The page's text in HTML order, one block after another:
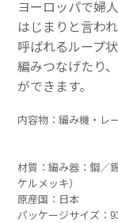
ヨーロッパで婦
はじまりと言わ
呼ばれるループ
編みつなげたり
ができます。
内容物：編み機・レ
材質：編み器：鋼／
ケルメッキ）
原産国：日本
パッケージサイズ：